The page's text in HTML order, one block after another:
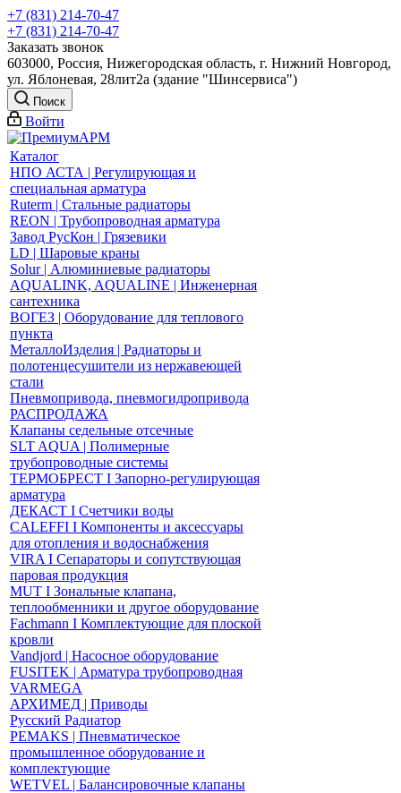
+7 (831) 214-70-47
+7 (831) 214-70-47
Заказать звонок
603000, Россия, Нижегородская область, г. Нижний Новгород,
ул. Яблоневая, 28лит2а (здание "Шинсервиса")
Поиск
Войти
Каталог
НПО АСТА | Регулирующая и
специальная арматура
Ruterm | Стальные радиаторы
REON | Трубопроводная арматура
Завод РусКон | Грязевики
LD | Шаровые краны
Solur | Алюминиевые радиаторы
AQUALINK, AQUALINE | Инженерная
сантехника
ВОГЕЗ | Оборудование для теплового
пункта
МеталлоИзделия | Радиаторы и
полотенцесушители из нержавеющей
стали
Пневмопривода, пневмогидропривода
РАСПРОДАЖА
Клапаны седельные отсечные
SLT AQUA | Полимерные
трубопроводные системы
ТЕРМОБРЕСТ І Запорно-регулирующая
арматура
ДЕКАСТ І Счетчики воды
CALEFFI І Компоненты и аксессуары
для отопления и водоснабжения
VIRA І Сепараторы и сопутствующая
паровая продукция
MUT І Зональные клапана,
теплообменники и другое оборудование
Fachmann І Комплектующие для плоской
кровли
Vandjord | Насосное оборудование
FUSITEK | Арматура трубопроводная
VARMEGA
АРХИМЕД | Приводы
Русский Радиатор
PEMAKS | Пневматическое
промышленное оборудование и
комплектующие
WETVEL | Балансировочные клапаны